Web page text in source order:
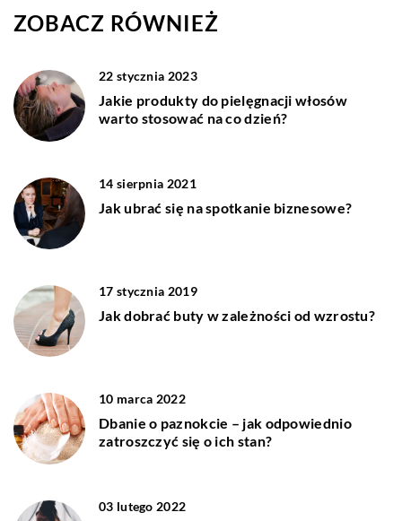
ZOBACZ RÓWNIEŻ
22 stycznia 2023
Jakie produkty do pielęgnacji włosów
warto stosować na co dzień?
14 sierpnia 2021
Jak ubrać się na spotkanie biznesowe?
17 stycznia 2019
Jak dobrać buty w zależności od wzrostu?
10 marca 2022
Dbanie o paznokcie – jak odpowiednio
zatroszczyć się o ich stan?
03 lutego 2022